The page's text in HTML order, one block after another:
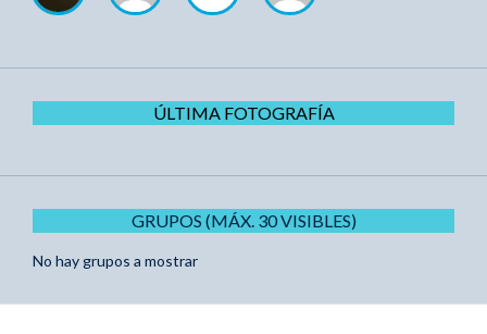
ÚLTIMA FOTOGRAFÍA
GRUPOS (MÁX. 30 VISIBLES)
No hay grupos a mostrar